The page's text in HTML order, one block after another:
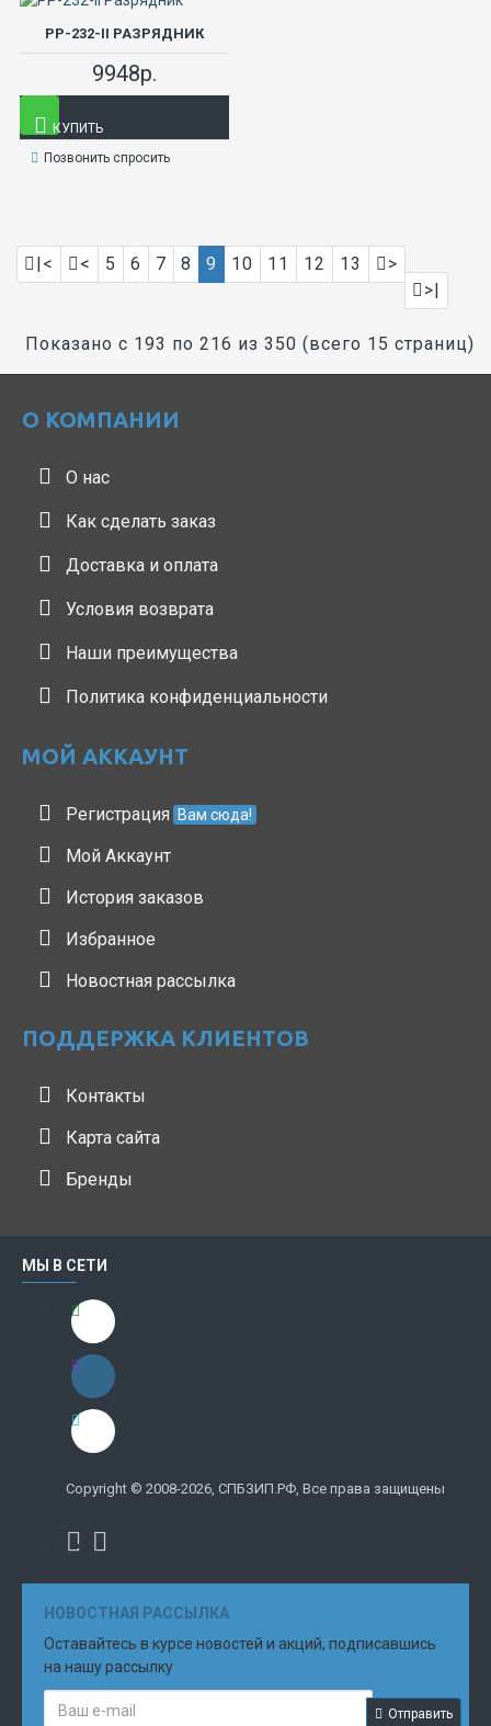
РР-232-II РАЗРЯДНИК
9948р.
КУПИТЬ
Позвонить спросить
|< < 5 6 7 8 9 10 11 12 13
>
>|
Показано с 193 по 216 из 350 (всего 15 страниц)
О КОМПАНИИ
О нас
Как сделать заказ
Доставка и оплата
Условия возврата
Наши преимущества
Политика конфиденциальности
МОЙ АККАУНТ
Регистрация Вам сюда!
Мой Аккаунт
История заказов
Избранное
Новостная рассылка
ПОДДЕРЖКА КЛИЕНТОВ
Контакты
Карта сайта
Бренды
МЫ В СЕТИ
Copyright © 2008-2026, СПБЗИП.РФ, Все права защищены
НОВОСТНАЯ РАССЫЛКА
Оставайтесь в курсе новостей и акций, подписавшись
на нашу рассылку
Отправить